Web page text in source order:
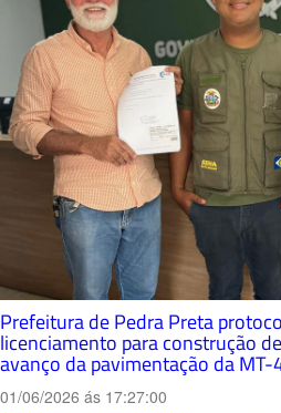
Prefeitura de Pedra Preta
licenciamento para construção
avanço da pavimentação da MT-
01/06/2026 ás 17:27:00